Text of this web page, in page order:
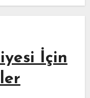
İçin